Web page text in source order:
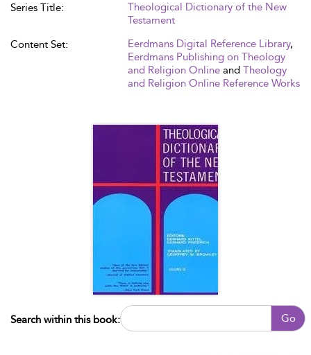
Series Title:
Theological Dictionary of the New
Testament
Content Set:
Eerdmans Digital Reference Library,
Eerdmans Publishing on Theology
and Religion Online and Theology
and Religion Online Reference Works
Search within this book: Go